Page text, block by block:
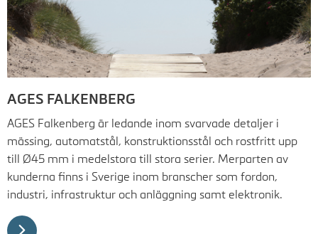
AGES FALKENBERG
AGES Falkenberg är ledande inom svarvade detaljer i
mässing, automatstål, konstruktionsstål och rostfritt upp
till Ø45 mm i medelstora till stora serier. Merparten av
kunderna finns i Sverige inom branscher som fordon,
industri, infrastruktur och anläggning samt elektronik.